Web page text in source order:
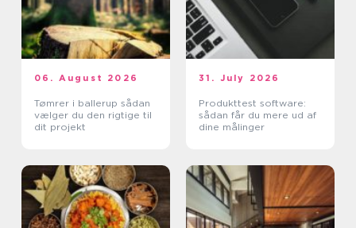
06. August 2026
Tømrer i ballerup sådan
vælger du den rigtige til
dit projekt
31. July 2026
Produkttest software:
sådan får du mere ud af
dine målinger